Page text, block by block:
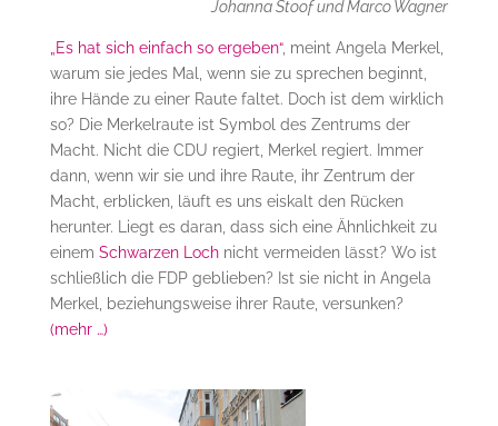
Johanna Stoof und Marco Wagner
„Es hat sich einfach so ergeben“, meint Angela Merkel,
warum sie jedes Mal, wenn sie zu sprechen beginnt,
ihre Hände zu einer Raute faltet. Doch ist dem wirklich
so? Die Merkelraute ist Symbol des Zentrums der
Macht. Nicht die CDU regiert, Merkel regiert. Immer
dann, wenn wir sie und ihre Raute, ihr Zentrum der
Macht, erblicken, läuft es uns eiskalt den Rücken
herunter. Liegt es daran, dass sich eine Ähnlichkeit zu
einem Schwarzen Lochnicht vermeiden lässt? Wo ist
schließlich die FDP geblieben? Ist sie nicht in Angela
Merkel, beziehungsweise ihrer Raute, versunken?
(mehr …)